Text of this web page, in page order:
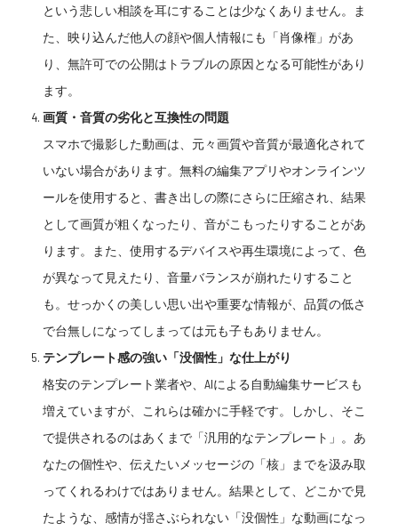
という悲しい相談を耳にすることは少なくありません。ま
た、映り込んだ他人の顔や個人情報にも「肖像権」があ
り、無許可での公開はトラブルの原因となる可能性があり
ます。
画質・音質の劣化と互換性の問題
スマホで撮影した動画は、元々画質や音質が最適化されて
いない場合があります。無料の編集アプリやオンラインツ
ールを使用すると、書き出しの際にさらに圧縮され、結果
として画質が粗くなったり、音がこもったりすることがあ
ります。また、使用するデバイスや再生環境によって、色
が異なって見えたり、音量バランスが崩れたりすること
も。せっかくの美しい思い出や重要な情報が、品質の低さ
で台無しになってしまっては元も子もありません。
テンプレート感の強い「没個性」な仕上がり
格安のテンプレート業者や、AIによる自動編集サービスも
増えていますが、これらは確かに手軽です。しかし、そこ
で提供されるのはあくまで「汎用的なテンプレート」。あ
なたの個性や、伝えたいメッセージの「核」までを汲み取
ってくれるわけではありません。結果として、どこかで見
たような、感情が揺さぶられない「没個性」な動画になっ